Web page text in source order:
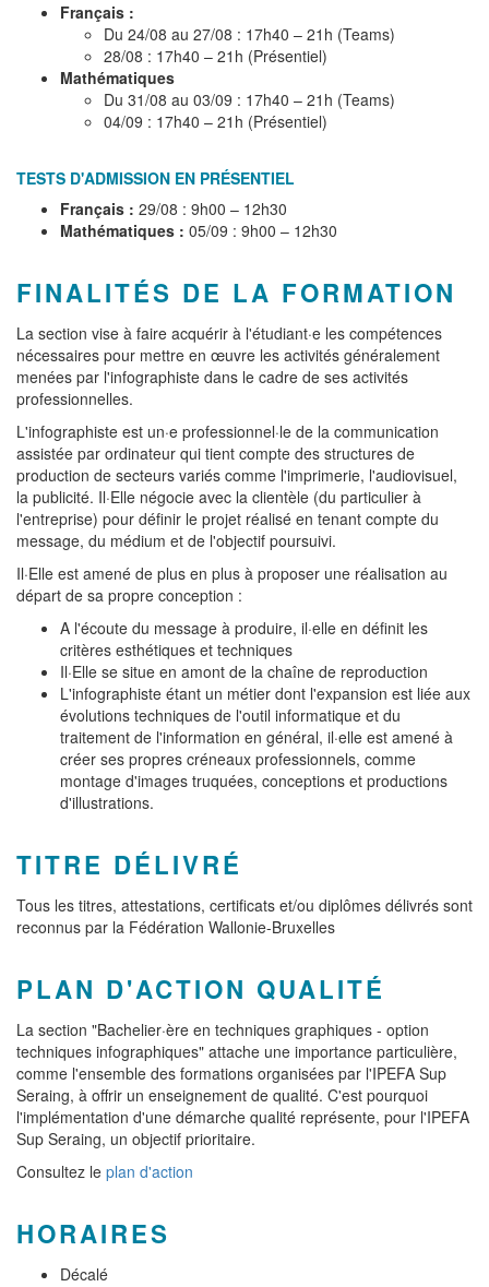
Français :
Du 24/08 au 27/08 : 17h40 – 21h (Teams)
28/08 : 17h40 – 21h (Présentiel)
Mathématiques
Du 31/08 au 03/09 : 17h40 – 21h (Teams)
04/09 : 17h40 – 21h (Présentiel)
TESTS D'ADMISSION EN PRÉSENTIEL
Français : 29/08 : 9h00 – 12h30
Mathématiques : 05/09 : 9h00 – 12h30
FINALITÉS DE LA FORMATION
La section vise à faire acquérir à l'étudiant·e les compétences
nécessaires pour mettre en œuvre les activités généralement
menées par l'infographiste dans le cadre de ses activités
professionnelles.
L'infographiste est un·e professionnel·le de la communication
assistée par ordinateur qui tient compte des structures de
production de secteurs variés comme l'imprimerie, l'audiovisuel,
la publicité. Il·Elle négocie avec la clientèle (du particulier à
l'entreprise) pour définir le projet réalisé en tenant compte du
message, du médium et de l'objectif poursuivi.
Il·Elle est amené de plus en plus à proposer une réalisation au
départ de sa propre conception :
A l'écoute du message à produire, il·elle en définit les
critères esthétiques et techniques
Il·Elle se situe en amont de la chaîne de reproduction
L'infographiste étant un métier dont l'expansion est liée aux
évolutions techniques de l'outil informatique et du
traitement de l'information en général, il·elle est amené à
créer ses propres créneaux professionnels, comme
montage d'images truquées, conceptions et productions
d'illustrations.
TITRE DÉLIVRÉ
Tous les titres, attestations, certificats et/ou diplômes délivrés sont
reconnus par la Fédération Wallonie-Bruxelles
PLAN D'ACTION QUALITÉ
La section "Bachelier·ère en techniques graphiques - option
techniques infographiques" attache une importance particulière,
comme l'ensemble des formations organisées par l'IPEFA Sup
Seraing, à offrir un enseignement de qualité. C'est pourquoi
l'implémentation d'une démarche qualité représente, pour l'IPEFA
Sup Seraing, un objectif prioritaire.
Consultez le plan d'action
HORAIRES
Décalé